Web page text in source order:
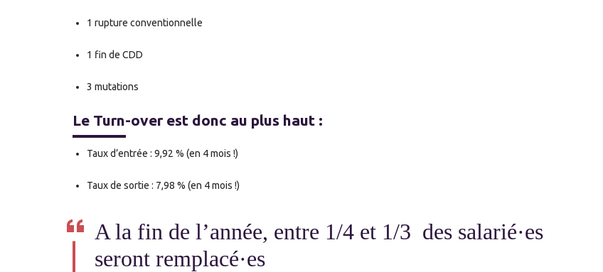
1 rupture conventionnelle
1 fin de CDD
3 mutations
Le Turn-over est donc au plus haut :
Taux d’entrée : 9,92 % (en 4 mois !)
Taux de sortie : 7,98 % (en 4 mois !)
A la fin de l’année, entre 1/4 et 1/3 des salarié·es
seront remplacé·es